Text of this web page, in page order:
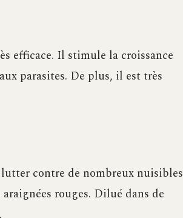
efficace. Il stimule la croissance
parasites. De plus, il est très
contre de nombreux nuisibles
rouges. Dilué dans de